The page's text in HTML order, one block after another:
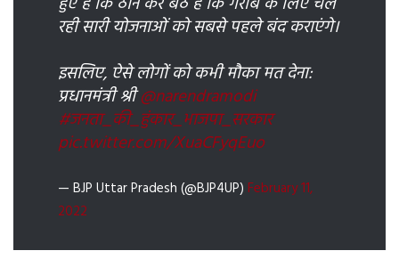
रही सारी योजनाओं को सबसे पहले बंद कराएंगे।
इसलिए, ऐसे लोगों को कभी मौका मत देना:
प्रधानमंत्री श्री@narendramodi
#जनता_की_हुंकार_भाजपा_सरकार
pic.twitter.com/XuaCFyqEuo
— BJP Uttar Pradesh (@BJP4UP) February 11,
2022